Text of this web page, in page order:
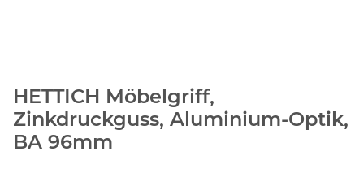
HETTICH Möbelgriff,
Zinkdruckguss, Aluminium-Optik,
BA 96mm